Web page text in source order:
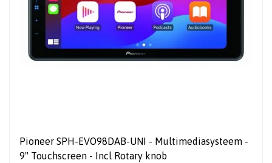
Pioneer SPH-EVO98DAB-UNI - Multimediasysteem -
9" Touchscreen - Incl Rotary knob